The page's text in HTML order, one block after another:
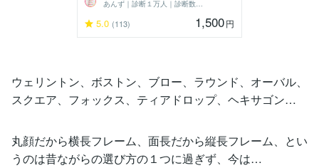
あんず｜診断１万人｜診断数１位
5.0 (113) 1,500円
ウェリントン、ボストン、ブロー、ラウンド、オーバル、
スクエア、フォックス、ティアドロップ、ヘキサゴン…
丸顔だから横長フレーム、面長だから縦長フレーム、とい
うのは昔ながらの選び方の１つに過ぎず、今は…